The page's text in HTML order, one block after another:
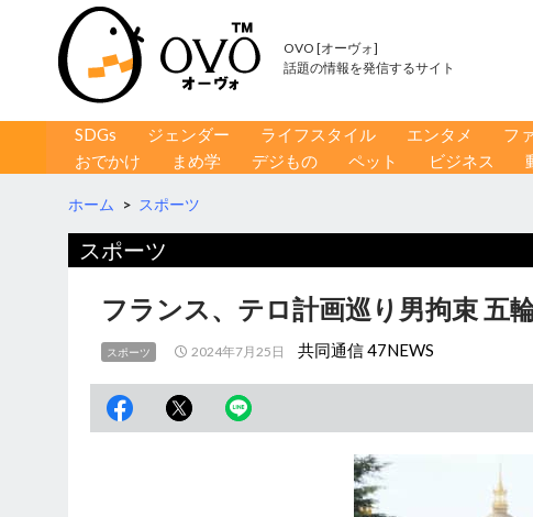
OVO [オーヴォ]
話題の情報を発信するサイト
コンテンツへ移動
SDGs ジェンダー ライフスタイル エンタメ フ
おでかけ
まめ学 デジもの ペット ビジネス
ホーム > スポーツ
スポーツ
フランス、テロ計画巡り男拘束 五
スポーツ 2024年7月25日 共同通信 47NEWS